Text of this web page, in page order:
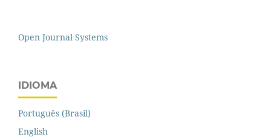
Open Journal Systems
IDIOMA
Português (Brasil)
English